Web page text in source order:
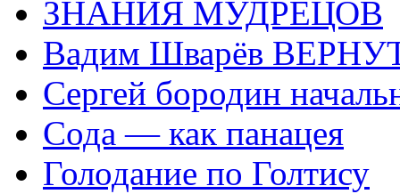
ЗНАНИЯ МУДРЕЦОВ
Вадим Шварёв
Сергей бородин
Сода — как панацея
Голодание по Голтису